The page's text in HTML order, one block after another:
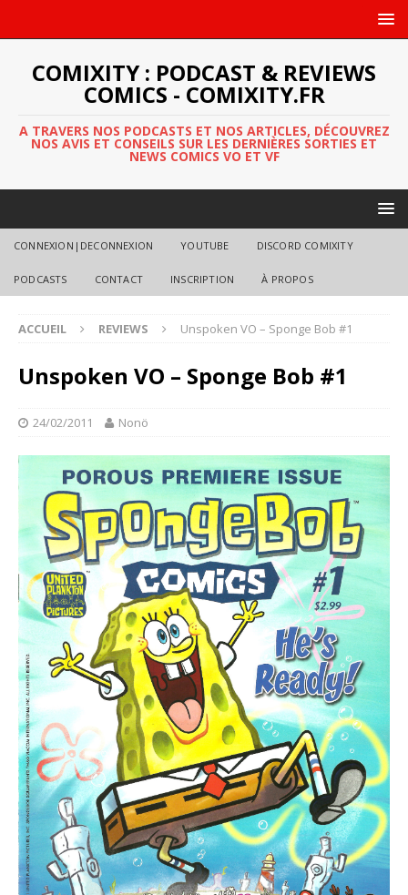
COMIXITY : PODCAST & REVIEWS
COMICS - COMIXITY.FR
A TRAVERS NOS PODCASTS ET NOS ARTICLES, DÉCOUVREZ
NOS AVIS ET CONSEILS SUR LES DERNIÈRES SORTIES ET
NEWS COMICS VO ET VF
CONNEXION|DECONNEXION YOUTUBE DISCORD COMIXITY
PODCASTS CONTACT INSCRIPTION À PROPOS
ACCUEIL REVIEWS Unspoken VO – Sponge Bob #1
Unspoken VO – Sponge Bob #1
24/02/2011 Nonö